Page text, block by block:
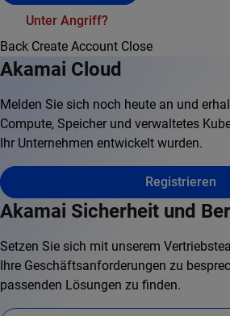
Unter Angriff?
Back Create Account Close
Akamai Cloud
Melden Sie sich noch heute an und
Compute, Speicher und verwaltetes
Ihr Unternehmen entwickelt wurden.
Registrieren
Akamai Sicherheit und
Setzen Sie sich mit unserem
Ihre Geschäftsanforderungen zu
passenden Lösungen zu finden.